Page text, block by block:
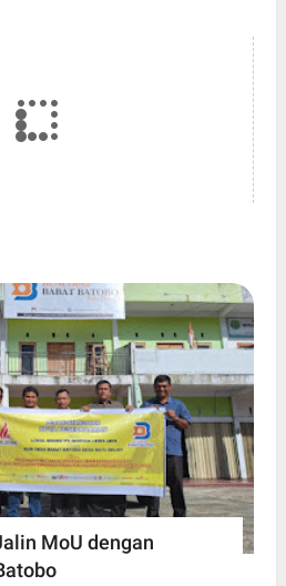
MoU dengan